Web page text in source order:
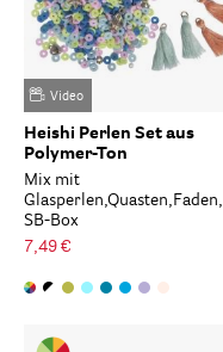
Video
Heishi Perlen Set aus
Polymer-Ton
Mix mit
Glasperlen,Quasten,Faden,
SB-Box
7,49 €